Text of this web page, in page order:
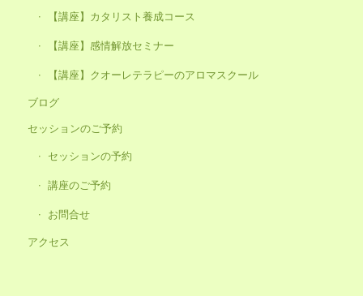
【講座】カタリスト養成コース
【講座】感情解放セミナー
【講座】クオーレテラピーのアロマスクール
ブログ
セッションのご予約
セッションの予約
講座のご予約
お問合せ
アクセス